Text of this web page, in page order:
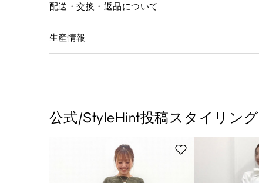
配送・交換・返品について
生産情報
公式/StyleHint投稿スタイリング